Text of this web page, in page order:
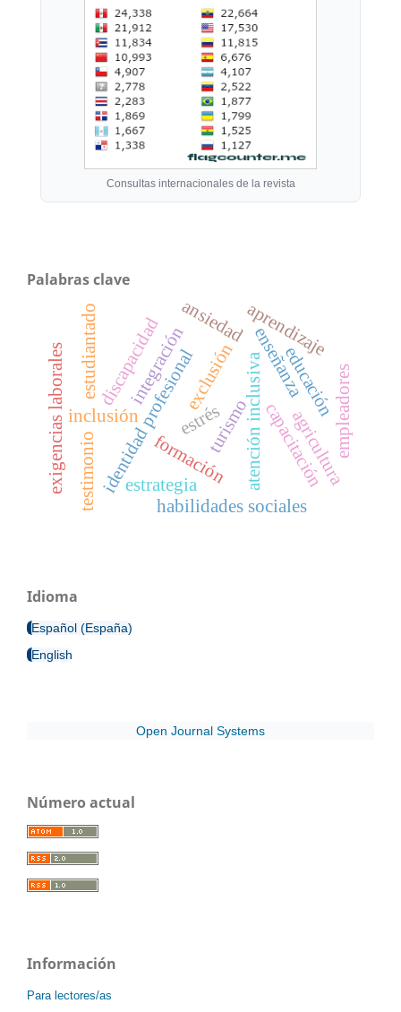
Consultas internacionales de la revista
Palabras clave
formación atención inclusiva
identidad profesional enseñanza
aprendizaje
inclusión
exclusión
discapacidad
capacitación
estrés
ansiedad
exigencias laborales agricultura
turismo
habilidades sociales
educación
integración empleadores
estrategia
estudiantado
testimonio
Idioma
Español (España)
English
Open Journal Systems
Número actual
Información
Para lectores/as